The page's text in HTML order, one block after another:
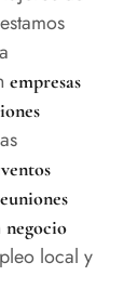
empresas
negocio
local y